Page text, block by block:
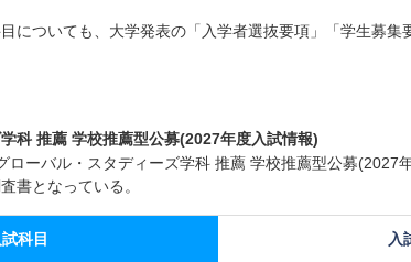
についても、大学発表の「入学者選抜要項」「学生募集
科 推薦 学校推薦型公募(2027年度入試情報)
ローバル・スタディーズ学科 推薦 学校推薦型公募(2027
書となっている。
試科目 入